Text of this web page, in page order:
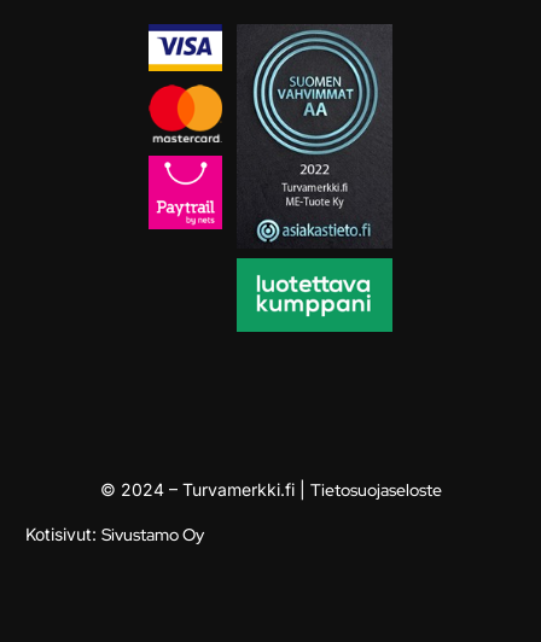
© 2024 – Turvamerkki.fi | Tietosuojaseloste
Kotisivut: Sivustamo Oy